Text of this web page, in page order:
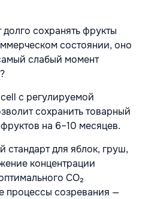
сохранять фрукты
состоянии, оно
слабый момент
с регулируемой
сохранить товарный
на 6–10 месяцев.
стандарт для яблок, груш,
концентрации
CO₂
процессы созревания —